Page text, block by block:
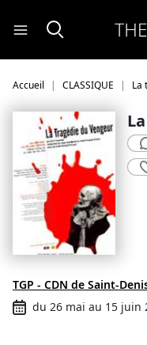
Accueil CLASSIQUE La
TGP - CDN de Saint-
du 26 mai au 15 juin